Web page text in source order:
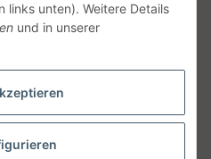
widerrufen
links unten). Weitere Details
und in unserer